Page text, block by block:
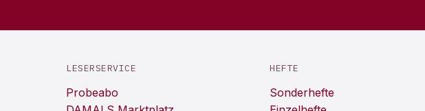
LESERSERVICE
Probeabo
HEFTE
Sonderhefte